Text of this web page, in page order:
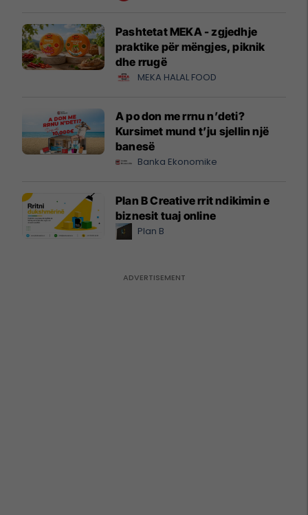
Pashtetat MEKA - zgjedhje
praktike për mëngjes, piknik
dhe rrugë
MEKA HALAL FOOD
A po don me rrnu n’deti?
Kursimet mund t’ju sjellin një
banesë
Banka Ekonomike
Plan B Creative rrit ndikimin e
biznesit tuaj online
Plan B